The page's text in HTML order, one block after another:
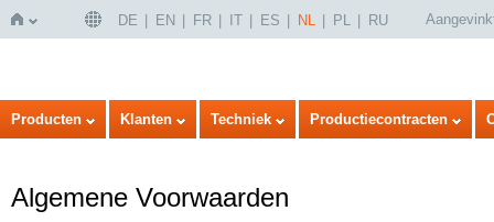
Home
DE EN FR IT ES NL PL RU
Producten Klanten Techniek Productiecontracten
Algemene Voorwaarden